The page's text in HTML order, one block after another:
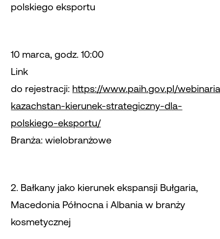
polskiego eksportu
10 marca, godz. 10:00
Link
do rejestracji: https://www.paih.gov.pl/
kazachstan-kierunek-strategiczny-dla-
polskiego-eksportu/
Branża: wielobranżowe
2. Bałkany jako kierunek ekspansji Bułgaria,
Macedonia Północna i Albania w branży
kosmetycznej